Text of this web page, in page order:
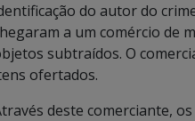
do autor do
a um comércio de
subtraídos. O
ofertados.
deste comerciante,